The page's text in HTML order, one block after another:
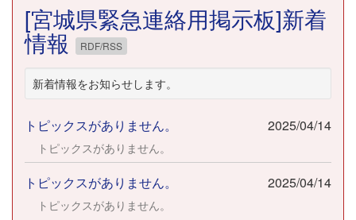
[宮城県緊急連絡用掲示板]新着
情報 RDF/RSS
新着情報をお知らせします。
トピックスがありません。 2025/04/14
トピックスがありません。
トピックスがありません。 2025/04/14
トピックスがありません。